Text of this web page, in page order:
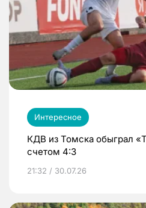
Интересное
КДВ из Томска обыграл
счетом 4:3
21:32 / 30.07.26